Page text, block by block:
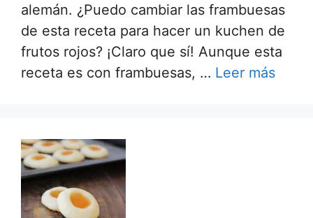
alemán. ¿Puedo cambiar las frambuesas
de esta receta para hacer un kuchen de
frutos rojos? ¡Claro que sí! Aunque esta
receta es con frambuesas, … Leer más